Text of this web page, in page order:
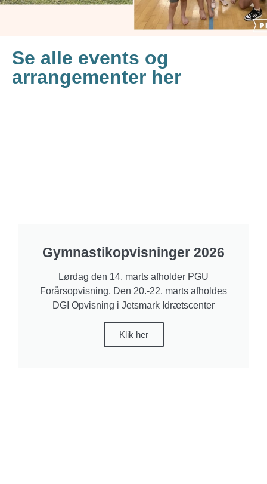
Se alle events og
arrangementer her
Gymnastikopvisninger 2026
Lørdag den 14. marts afholder PGU
Forårsopvisning. Den 20.-22. marts afholdes
DGI Opvisning i Jetsmark Idrætscenter
Klik her